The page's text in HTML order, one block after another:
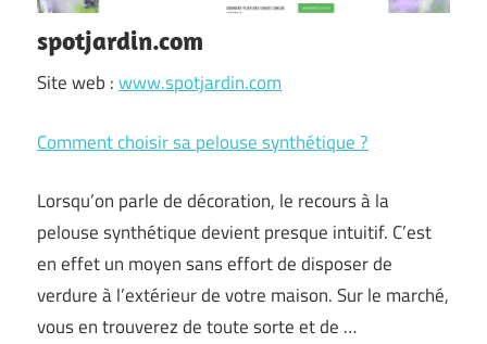
spotjardin.com
Site web :www.spotjardin.com
Comment choisir sa pelouse synthétique ?
Lorsqu’on parle de décoration, le recours à la
pelouse synthétique devient presque intuitif. C’est
en effet un moyen sans effort de disposer de
verdure à l’extérieur de votre maison. Sur le marché,
vous en trouverez de toute sorte et de …